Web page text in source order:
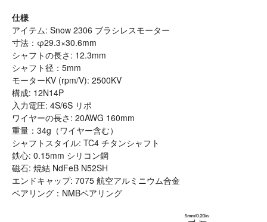
仕様
アイテム: Snow 2306 ブラシレスモーター
寸法：φ29.3×30.6mm
シャフトの長さ: 12.3mm
シャフト径：5mm
モーターKV (rpm/V): 2500KV
構成: 12N14P
入力電圧: 4S/6S リポ
ワイヤーの長さ: 20AWG 160mm
重量：34g（ワイヤー含む）
シャフトスタイル: TC4 チタンシャフト
鉄心: 0.15mm シリコン鋼
磁石: 焼結 NdFeB N52SH
エンドキャップ: 7075 航空アルミニウム合金
ベアリング：NMBベアリング